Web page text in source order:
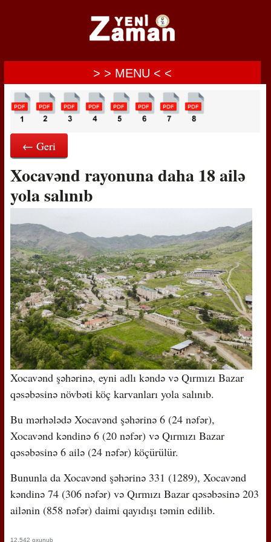
> > MENU < <
← Geri
Xocavənd rayonuna daha 18 ailə
yola salınıb
Xocavənd şəhərinə, eyni adlı kəndə və Qırmızı Bazar
qəsəbəsinə növbəti köç karvanları yola salınıb.
Bu mərhələdə Xocavənd şəhərinə 6 (24 nəfər),
Xocavənd kəndinə 6 (20 nəfər) və Qırmızı Bazar
qəsəbəsinə 6 ailə (24 nəfər) köçürülür.
Bununla da Xocavənd şəhərinə 331 (1289), Xocavənd
kəndinə 74 (306 nəfər) və Qırmızı Bazar qəsəbəsinə 203
ailənin (858 nəfər) daimi qayıdışı təmin edilib.
12,542 oxunub